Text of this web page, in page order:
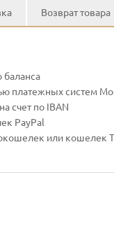
Возврат товара
баланса
платежных систем
счет по IBAN
PayPal
или кошелек